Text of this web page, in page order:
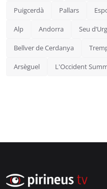
Puigcerdà Pallars
Alp Andorra Seu
Bellver de Cerdanya
Arsèguel L'Occident